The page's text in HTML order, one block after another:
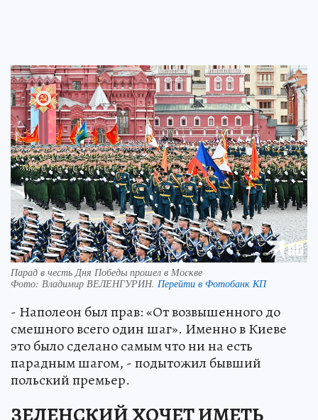
Парад в честь Дня Победы прошел в Москве
Фото: Владимир ВЕЛЕНГУРИН. Перейти в Фотобанк КП
- Наполеон был прав: «От возвышенного до
смешного всего один шаг». Именно в Киеве
это было сделано самым что ни на есть
парадным шагом, - подытожил бывший
польский премьер.